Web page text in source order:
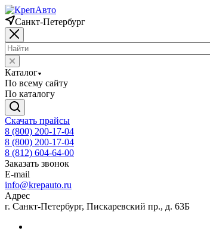
Санкт-Петербург
Каталог
По всему сайту
По каталогу
Скачать прайсы
8 (800) 200-17-04
8 (800) 200-17-04
8 (812) 604-64-00
Заказать звонок
E-mail
info@krepauto.ru
Адрес
г. Санкт-Петербург, Пискаревский пр., д. 63Б